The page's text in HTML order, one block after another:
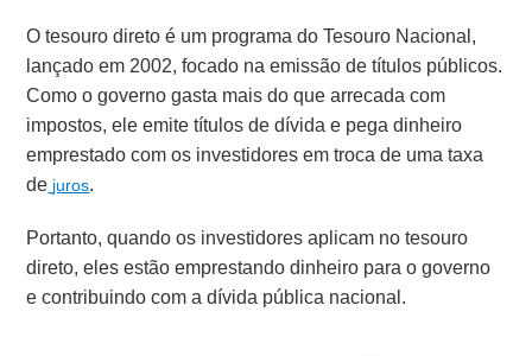
O tesouro direto é um programa do Tesouro Nacional,
lançado em 2002, focado na emissão de títulos públicos.
Como o governo gasta mais do que arrecada com
impostos, ele emite títulos de dívida e pega dinheiro
emprestado com os investidores em troca de uma taxa
de juros.
Portanto, quando os investidores aplicam no tesouro
direto, eles estão emprestando dinheiro para o governo
e contribuindo com a dívida pública nacional.